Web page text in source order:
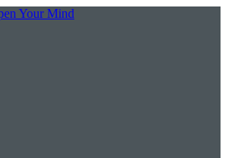
Your Mind